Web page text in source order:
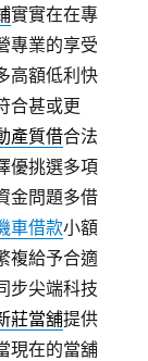
實實在在專
專業的享受
高額低利快
合甚或更
產質借合法
優挑選多項
金問題多借
車借款小額
複給予合適
步尖端科技
莊當舖提供
現在的當舖